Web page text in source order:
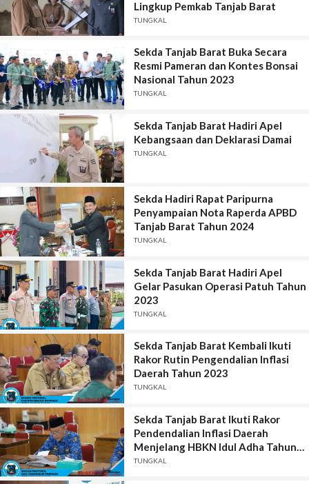
Lingkup Pemkab Tanjab Barat
TUNGKAL
Sekda Tanjab Barat Buka Secara
Resmi Pameran dan Kontes Bonsai
Nasional Tahun 2023
TUNGKAL
Sekda Tanjab Barat Hadiri Apel
Kebangsaan dan Deklarasi Damai
TUNGKAL
Sekda Hadiri Rapat Paripurna
Penyampaian Nota Raperda APBD
Tanjab Barat Tahun 2024
TUNGKAL
Sekda Tanjab Barat Hadiri Apel
Gelar Pasukan Operasi Patuh Tahun
2023
TUNGKAL
Sekda Tanjab Barat Kembali Ikuti
Rakor Rutin Pengendalian Inflasi
Daerah Tahun 2023
TUNGKAL
Sekda Tanjab Barat Ikuti Rakor
Pendendalian Inflasi Daerah
Menjelang HBKN Idul Adha Tahun
2023
TUNGKAL